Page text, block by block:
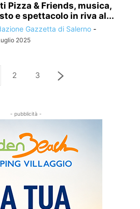
Pizza & Friends, musica,
e spettacolo in riva al...
Gazzetta di Salerno -
2025
2 3
- pubblicità -